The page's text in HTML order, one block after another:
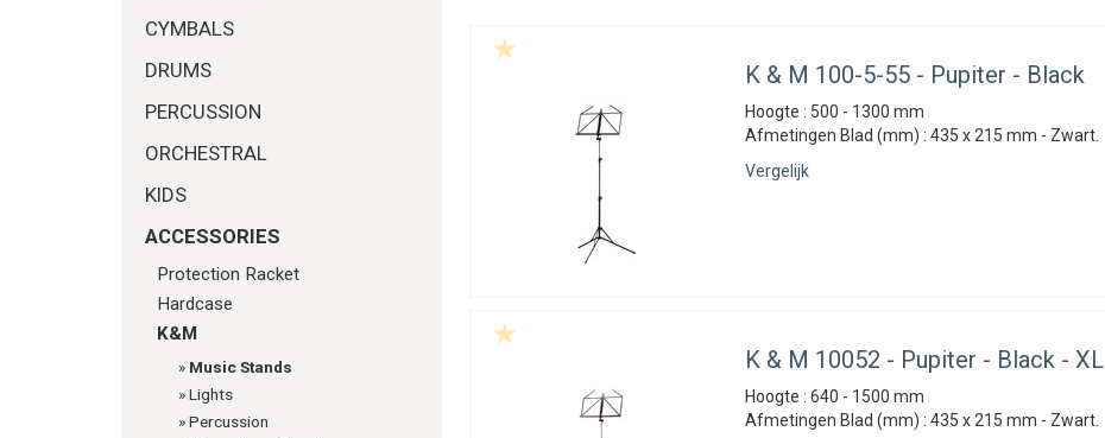
CYMBALS
DRUMS
PERCUSSION
ORCHESTRAL
KIDS
ACCESSORIES
Protection Racket
Hardcase
K&M
» Music Stands
»Lights
»Percussion
K & M 100-5-55 - Pupiter - Black
Hoogte : 500 - 1300 mm
Afmetingen Blad (mm) : 435 x 215 mm - Zwart.
Vergelijk
K & M 10052 - Pupiter - Black - XL
Hoogte : 640 - 1500 mm
Afmetingen Blad (mm) : 435 x 215 mm - Zwart.